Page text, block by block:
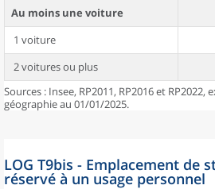
Au moins une voiture
1 voiture
2 voitures ou plus
Sources : Insee, RP2011, RP2016 et
géographie au 01/01/2025.
LOG T9bis - Emplacement de
réservé à un usage personnel